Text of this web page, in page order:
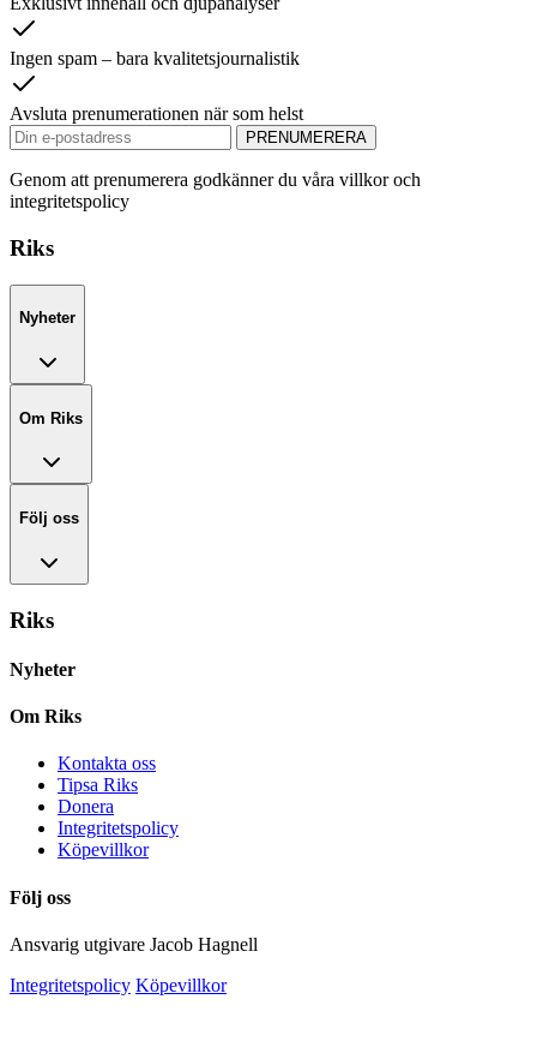
Ingen spam – bara kvalitetsjournalistik
Avsluta prenumerationen när som helst
PRENUMERERA
Genom att prenumerera godkänner du våra villkor och
integritetspolicy
Riks
Nyheter
Om Riks
Följ oss
Riks
Nyheter
Om Riks
Kontakta oss
Tipsa Riks
Donera
Integritetspolicy
Köpevillkor
Följ oss
Ansvarig utgivare Jacob Hagnell
Integritetspolicy Köpevillkor